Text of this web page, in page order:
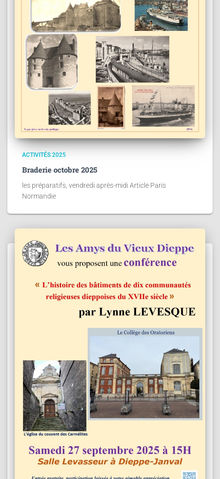
ACTIVITÉS 2025
Braderie octobre 2025
les préparatifs, vendredi après-midi Article Paris
Normandie